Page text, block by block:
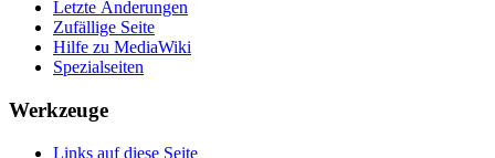
Letzte Änderungen
Zufällige Seite
Hilfe zu MediaWiki
Spezialseiten
Werkzeuge
Links auf diese Seite